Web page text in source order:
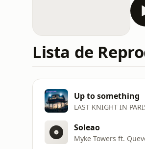
Lista de
Up to something
LAST KNIGHT IN
Soleao
Myke Towers ft.